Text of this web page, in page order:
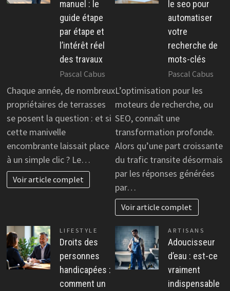
manuel : le
guide étape
par étape et
l’intérêt réel
des travaux
Pascal Cabus
Chaque année, de nombreux
propriétaires de terrasses
se posent la question : et si
cette manivelle
encombrante laissait place
à un simple clic ? Le…
Voir article complet
le seo pour
automatiser
votre
recherche de
mots-clés
Pascal Cabus
L’optimisation pour les
moteurs de recherche, ou
SEO, connaît une
transformation profonde.
Alors qu’une part croissante
du trafic transite désormais
par les réponses générées
par…
Voir article complet
LIFESTYLE
Droits des
personnes
handicapées :
comment un
ARTISANS
Adoucisseur
d’eau : est-ce
vraiment
indispensable